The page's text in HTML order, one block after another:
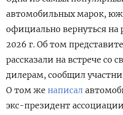
автомобильных марок,
официально вернуться на
2026 г. Об том
рассказали на встрече
дилерам, сообщил
О том же написал
экс-президент